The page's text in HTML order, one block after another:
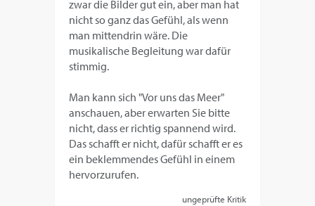
zwar die Bilder gut ein, aber man hat
nicht so ganz das Gefühl, als wenn
man mittendrin wäre. Die
musikalische Begleitung war dafür
stimmig.
Man kann sich "Vor uns das Meer"
anschauen, aber erwarten Sie bitte
nicht, dass er richtig spannend wird.
Das schafft er nicht, dafür schafft er es
ein beklemmendes Gefühl in einem
hervorzurufen.
ungeprüfte Kritik